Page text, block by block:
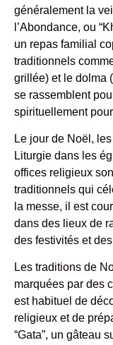
généralement la
l’Abondance, ou
un repas familial
traditionnels
grillée) et le dolma
se rassemblent
spirituellement
Le jour de Noël,
Liturgie dans les
offices religieux
traditionnels qui
la messe, il est
dans des lieux de
des festivités et
Les traditions de
marquées par des
est habituel de
religieux et de
“Gata”, un gâteau